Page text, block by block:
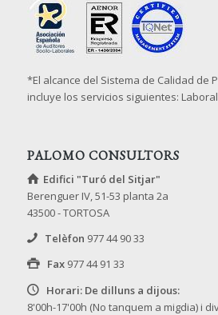
*El alcance del Sistema de Calidad de
incluye los servicios siguientes:
PALOMO CONSULTORS
Edifici "Turó del Sitjar"
Berenguer IV, 51-53 planta 2a
43500 - TORTOSA
Telèfon 977 44 90 33
Fax 977 44 91 33
Horari: De dilluns a dijous:
8'00h-17'00h (No tanquem a migdia) i